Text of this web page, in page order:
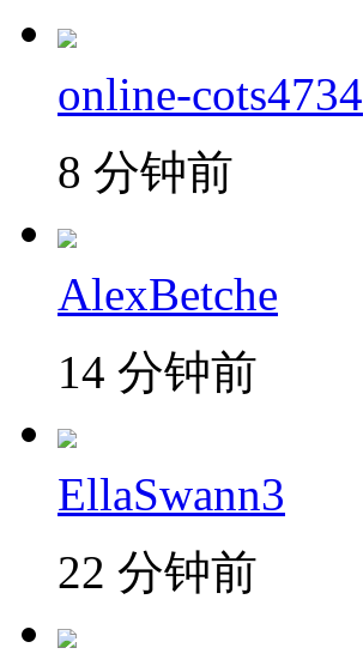
online-cots4734
8 分钟前
AlexBetche
14 分钟前
EllaSwann3
22 分钟前